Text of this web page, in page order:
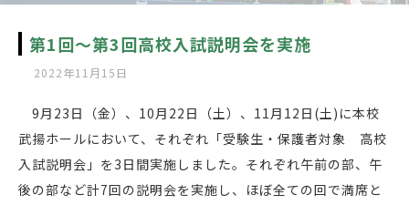
第1回〜第3回高校入試説明会を実施
2022年11月15日
9月23日（金）、10月22日（土）、11月12日(土)に本校
武揚ホールにおいて、それぞれ「受験生・保護者対象 高校
入試説明会」を3日間実施しました。それぞれ午前の部、午
後の部など計7回の説明会を実施し、ほぼ全ての回で満席と